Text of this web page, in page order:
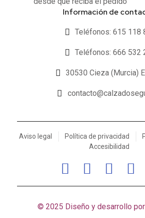
Información de
Teléfonos: 615 118
Teléfonos: 666 532
30530 Cieza (Murcia)
Aviso legal Política de privacidad
Accesibilidad
© 2025 Diseño y desarrollo por